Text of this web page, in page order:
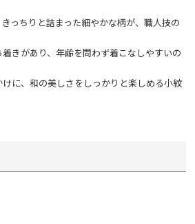
っちりと詰まった細やかな柄が、職人技の
きがあり、年齢を問わず着こなしやすいの
に、和の美しさをしっかりと楽しめる小紋